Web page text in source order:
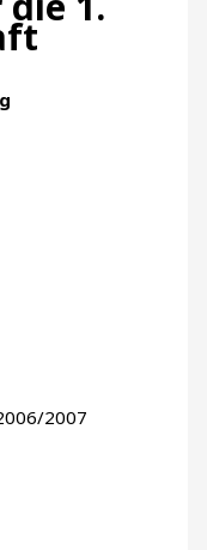
2007